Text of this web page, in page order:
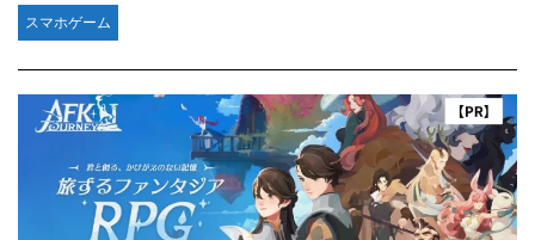
スマホゲーム